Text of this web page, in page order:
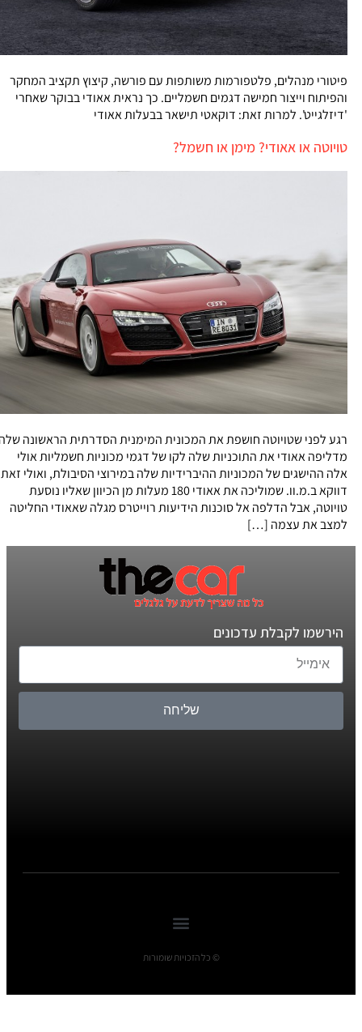
פיטורי מנהלים, פלטפורמות משותפות עם פורשה, קיצוץ תקציב המחקר
והפיתוח וייצור חמישה דגמים חשמליים. כך נראית אאודי בבוקר שאחרי
'דיזלגייט'. למרות זאת: דוקאטי תישאר בבעלות אאודי
טויוטה או אאודי? מימן או חשמל?
רגע לפני שטויוטה חושפת את המכונית המימנית הסדרתית הראשונה שלה
מדליפה אאודי את התוכניות שלה לקו של דגמי מכוניות חשמליות אולי
אלה ההישגים של המכוניות ההיברידיות שלה במירוצי הסיבולת, ואולי זאת
דווקא ב.מ.וו. שמוליכה את אאודי 180 מעלות מן הכיוון שאליו נוסעת
טויוטה, אבל הדלפה אל סוכנות הידיעות רוייטרס מגלה שאאודי החליטה
למצב את עצמה […]
הירשמו לקבלת עדכונים
שליחה
© כל הזכויות שומורות